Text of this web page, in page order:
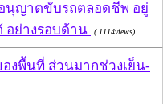
นุญาตขับรถตลอดชีพ อยู่
อย่างรอบด้าน
( 1114views)
งพื้นที่ ส่วนมากช่วงเย็น-